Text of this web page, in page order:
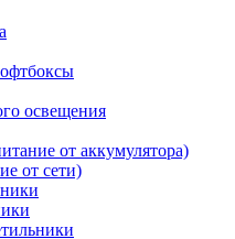
освещения
от аккумулятора)
от сети)